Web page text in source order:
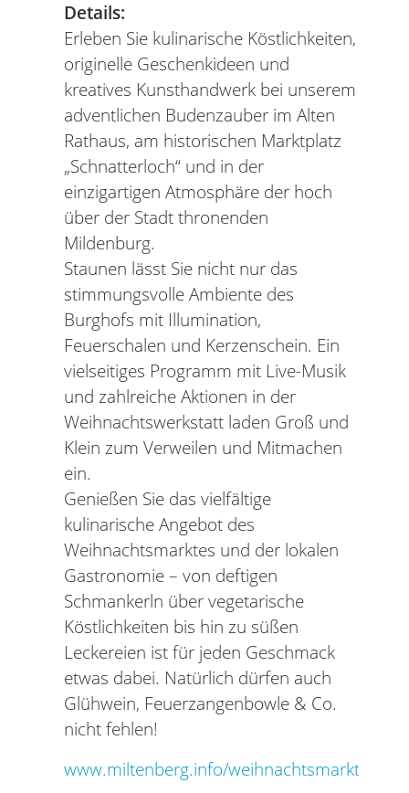
Details:
Erleben Sie kulinarische Köstlichkeiten,
originelle Geschenkideen und
kreatives Kunsthandwerk bei unserem
adventlichen Budenzauber im Alten
Rathaus, am historischen Marktplatz
„Schnatterloch“ und in der
einzigartigen Atmosphäre der hoch
über der Stadt thronenden
Mildenburg.
Staunen lässt Sie nicht nur das
stimmungsvolle Ambiente des
Burghofs mit Illumination,
Feuerschalen und Kerzenschein. Ein
vielseitiges Programm mit Live-Musik
und zahlreiche Aktionen in der
Weihnachtswerkstatt laden Groß und
Klein zum Verweilen und Mitmachen
ein.
Genießen Sie das vielfältige
kulinarische Angebot des
Weihnachtsmarktes und der lokalen
Gastronomie – von deftigen
Schmankerln über vegetarische
Köstlichkeiten bis hin zu süßen
Leckereien ist für jeden Geschmack
etwas dabei. Natürlich dürfen auch
Glühwein, Feuerzangenbowle & Co.
nicht fehlen!
www.miltenberg.info/weihnachtsmarkt